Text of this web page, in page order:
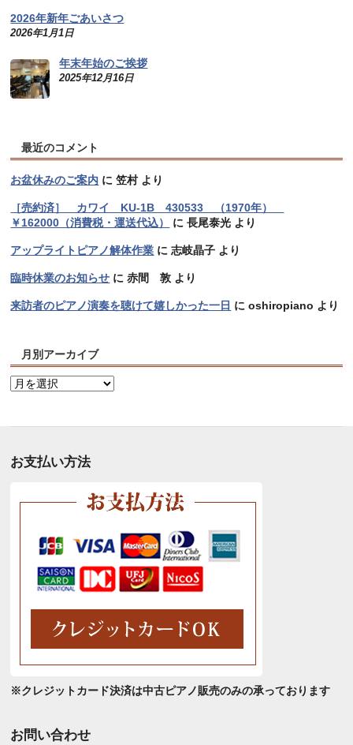
2026年新年ごあいさつ
2026年1月1日
年末年始のご挨拶
2025年12月16日
最近のコメント
お盆休みのご案内 に笠村より
［売約済］ カワイ KU-1B 430533 （1970年）
￥162000（消費税・運送代込）
に長尾泰光 より
アップライトピアノ解体作業 に志岐晶子 より
臨時休業のお知らせ に赤間 敦 より
来訪者のピアノ演奏を聴けて嬉しかった一日 にoshiropiano より
月別アーカイブ
月
カ
お支払い方法
※クレジットカード決済は中古ピアノ販売のみの承っております
お問い合わせ